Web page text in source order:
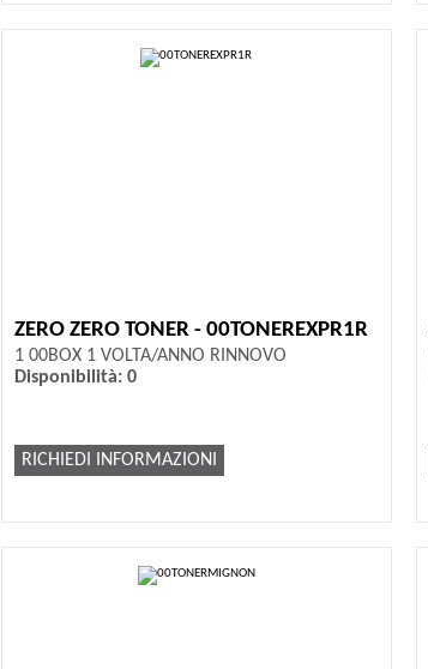
ZERO ZERO TONER - 00TONEREXPR1R
1 00BOX 1 VOLTA/ANNO RINNOVO
Disponibilità: 0
RICHIEDI INFORMAZIONI